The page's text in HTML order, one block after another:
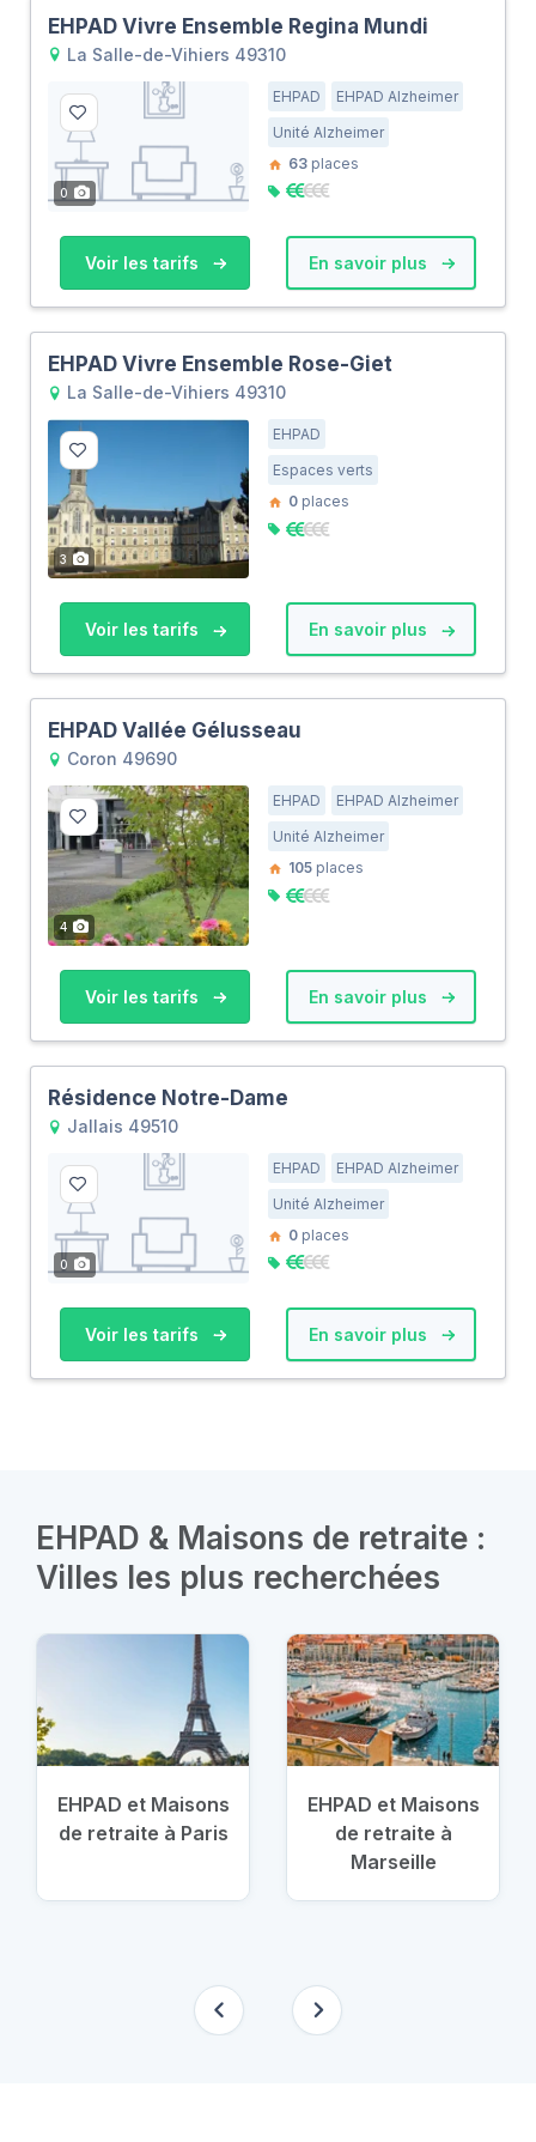
EHPAD Vivre Ensemble Regina Mundi
La Salle-de-Vihiers 49310
0
EHPAD
EHPAD Alzheimer
Unité Alzheimer
63 places
Voir les tarifs En savoir plus
EHPAD Vivre Ensemble Rose-Giet
La Salle-de-Vihiers 49310
3
EHPAD
Espaces verts
0 places
Voir les tarifs En savoir plus
EHPAD Vallée Gélusseau
Coron 49690
4
EHPAD
EHPAD Alzheimer
Unité Alzheimer
105 places
Voir les tarifs En savoir plus
Résidence Notre-Dame
Jallais 49510
0
EHPAD
EHPAD Alzheimer
Unité Alzheimer
0 places
Voir les tarifs En savoir plus
EHPAD & Maisons de retraite :
Villes les plus recherchées
EHPAD et Maisons
de retraite à Paris
EHPAD et Maisons
de retraite à
Marseille